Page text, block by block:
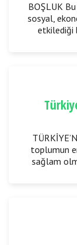
BOŞLUK
sosyal,
etkilediği
toplumun
sağlam